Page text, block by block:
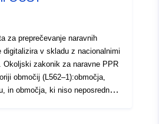
za preprečevanje naravnih
digitalizira v skladu z nacionalnimi
območij (L562–1):območja,
in območja, ki niso neposredno